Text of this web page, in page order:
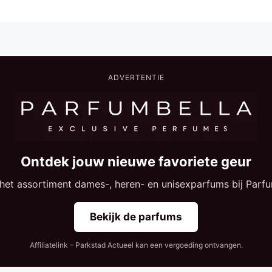
ADVERTENTIE
Ontdek jouw nieuwe favoriete geur
assortiment dames-, heren- en unisexparfums bij
Bekijk de parfums
Affiliatelink – Parkstad Actueel kan een vergoeding ontvangen.